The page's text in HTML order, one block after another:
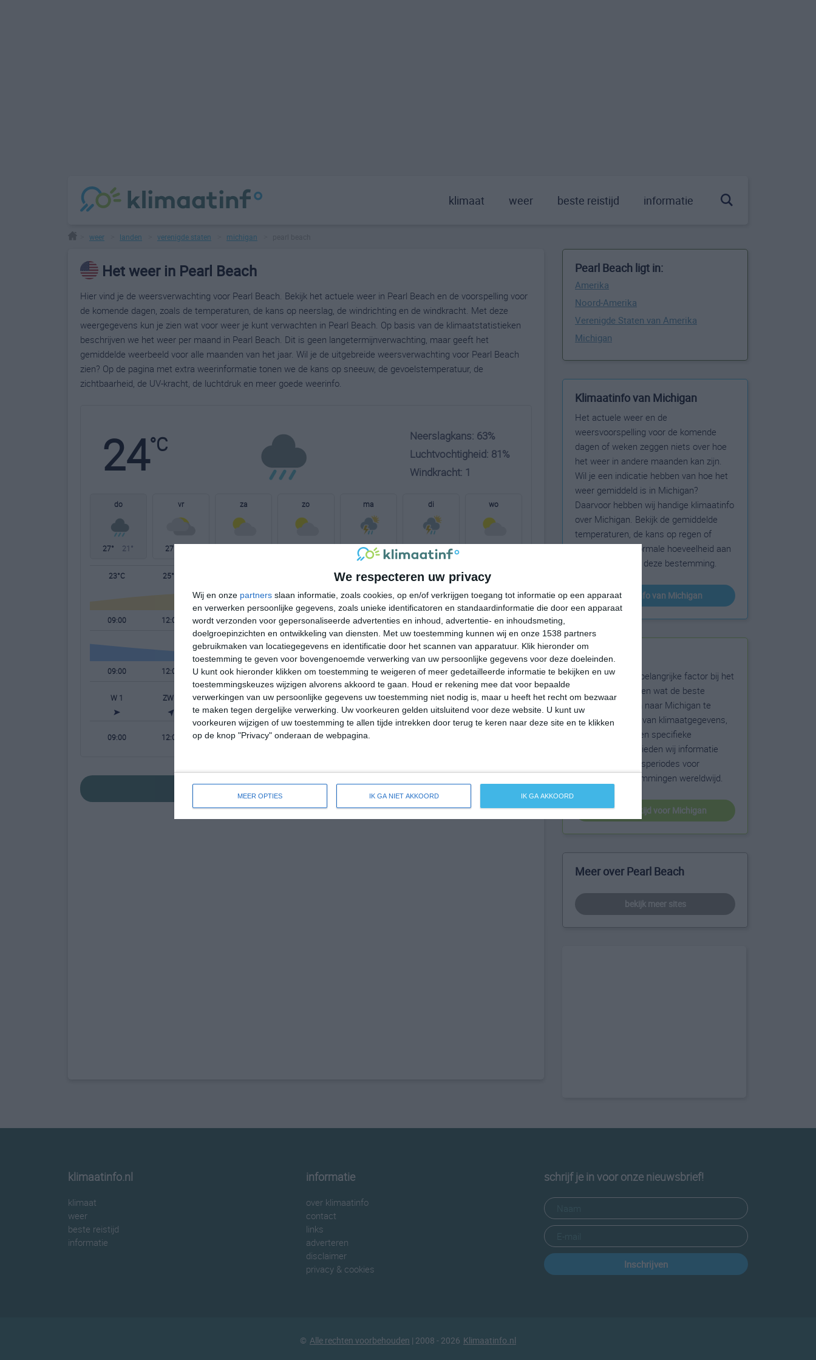
We respecteren uw privacy
Wij en onze partners slaan informatie, zoals cookies, op en/of verkrijgen toegang tot informatie op een apparaat
en verwerken persoonlijke gegevens, zoals unieke identificatoren en standaardinformatie die door een apparaat
wordt verzonden voor gepersonaliseerde advertenties en inhoud, advertentie- en inhoudsmeting,
doelgroepinzichten en ontwikkeling van diensten.
Met uw toestemming kunnen wij en onze 1538 partners
gebruikmaken van locatiegegevens en identificatie door het scannen van apparatuur. Klik hieronder om
toestemming te geven voor bovengenoemde verwerking van uw persoonlijke gegevens voor deze doeleinden.
U kunt ook hieronder klikken om toestemming te weigeren of meer gedetailleerde informatie te bekijken en uw
toestemmingskeuzes wijzigen alvorens akkoord te gaan.
Houd er rekening mee dat voor bepaalde
verwerkingen van uw persoonlijke gegevens uw toestemming niet nodig is, maar u heeft het recht om bezwaar
te maken tegen dergelijke verwerking. Uw voorkeuren gelden uitsluitend voor deze website. U kunt uw
voorkeuren wijzigen of uw toestemming te allen tijde intrekken door terug te keren naar deze site en te klikken
op de knop "Privacy" onderaan de webpagina.
MEER OPTIES IK GA NIET AKKOORD IK GA AKKOORD
klimaat weer beste reistijd informatie
weer landen verenigde staten michigan
Het weer in Pearl Beach
Hier vind je de weersverwachting voor Pearl Beach. Bekijk het actuele weer in Pearl Beach en de voorspelling voor
de komende dagen, zoals de temperaturen, de kans op neerslag, de windrichting en de windkracht. Met deze
weergegevens kun je zien wat voor weer je kunt verwachten in Pearl Beach. Op basis van de klimaatstatistieken
beschrijven we het weer per maand in Pearl Beach. Dit is geen langetermijnverwachting, maar geeft het
gemiddelde weerbeeld voor alle maanden van het jaar. Wil je de uitgebreide weersverwachting voor Pearl Beach
zien? Op de pagina met extra weerinformatie tonen we de kans op sneeuw, de gevoelstemperatuur, de
zichtbaarheid, de UV-kracht, de luchtdruk en meer goede weerinfo.
24°C
Neerslagkans: 63%
Luchtvochtigheid: 81%
Windkracht: 1
do
27° 21°
vr
27°
za zo ma
28° 20°
di
16°
wo
23°C 25°C 24°C 22°C 22°C 21°C
09:00 12:00 15:00 18:00 21:00 00:00 03:00 06:00
09:00 12:00 15:00 18:00 21:00 00:00 03:00 06:00
W 1 ZW 2 ZW 2 ZZW 2 ZZW 1 Z 1 Z 1 Z 1
09:00 12:00 15:00 18:00 21:00
bekijk de uitgebreide weersverwachting voor Pearl Beach
Pearl Beach ligt in:
Amerika
Noord-Amerika
Verenigde Staten van Amerika
Michigan
Klimaatinfo van Michigan
Het actuele weer en de
weersvoorspelling voor de komende
dagen of weken zeggen niets over hoe
het weer in andere maanden kan zijn.
Wil je een indicatie hebben van hoe het
weer gemiddeld is in Michigan?
Daarvoor hebben wij handige klimaatinfo
over Michigan. Bekijk de gemiddelde
temperaturen, de kans op regen of
sneeuw en de normale hoeveelheid aan
zonneschijn voor deze bestemming.
klimaatinfo van Michigan
Beste reistijd
Het weer is een belangrijke factor bij het
reizen. Wil je weten wat de beste
maanden zijn om naar Michigan te
reizen? Op basis van klimaatgegevens,
weersextremen en specifieke
weerinformatie bieden wij informatie
over de beste reisperiodes voor
duizenden bestemmingen wereldwijd.
beste reistijd voor Michigan
Meer over Pearl Beach
bekijk meer sites
klimaatinfo.nl
klimaat
weer
beste reistijd
informatie
informatie
over klimaatinfo
contact
links
adverteren
disclaimer
privacy & cookies
schrijf je in voor onze nieuwsbrief!
Inschrijven
© Alle rechten voorbehouden | 2008 - 2026 Klimaatinfo.nl